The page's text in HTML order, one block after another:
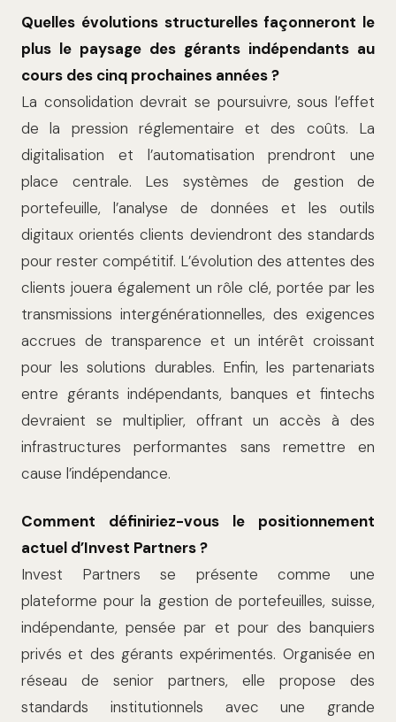
Quelles évolutions structurelles façonneront le
plus le paysage des gérants indépendants au
cours des cinq prochaines années ?
La consolidation devrait se poursuivre, sous l’effet
de la pression réglementaire et des coûts. La
digitalisation et l’automatisation prendront une
place centrale. Les systèmes de gestion de
portefeuille, l’analyse de données et les outils
digitaux orientés clients deviendront des standards
pour rester compétitif. L’évolution des attentes des
clients jouera également un rôle clé, portée par les
transmissions intergénérationnelles, des exigences
accrues de transparence et un intérêt croissant
pour les solutions durables. Enfin, les partenariats
entre gérants indépendants, banques et fintechs
devraient se multiplier, offrant un accès à des
infrastructures performantes sans remettre en
cause l’indépendance.
Comment définiriez-vous le positionnement
actuel d’Invest Partners ?
Invest Partners se présente comme une
plateforme pour la gestion de portefeuilles, suisse,
indépendante, pensée par et pour des banquiers
privés et des gérants expérimentés. Organisée en
réseau de senior partners, elle propose des
standards institutionnels avec une grande